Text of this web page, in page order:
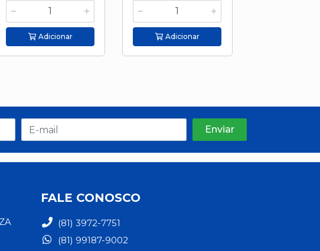
Adicionar Adicionar
FALE CONOSCO
(81) 3972-7751
(81) 99187-9002